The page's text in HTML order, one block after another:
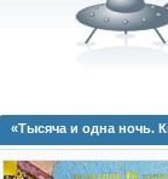
«Тысяча и одна ночь.